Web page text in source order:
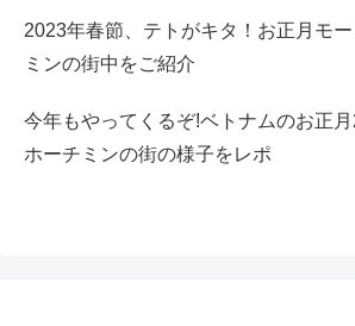
2023年春節、テトがキタ！お正月モ
ミンの街中をご紹介
今年もやってくるぞ!ベトナムのお正
ホーチミンの街の様子をレポ